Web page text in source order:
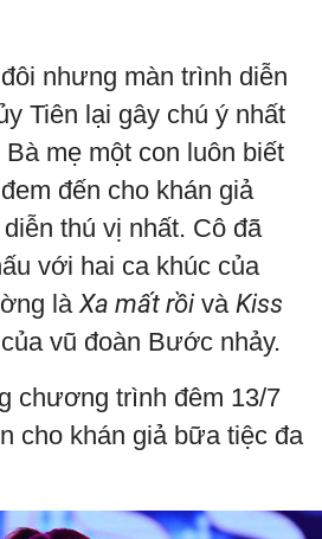
nhưng màn trình diễn
Tiên lại gây chú ý nhất
mẹ một con luôn biết
đến cho khán giả
thú vị nhất. Cô đã
với hai ca khúc của
làXa mất rồivà Kiss
vũ đoàn Bước nhảy.
chương trình đêm 13/7
cho khán giả bữa tiệc đa